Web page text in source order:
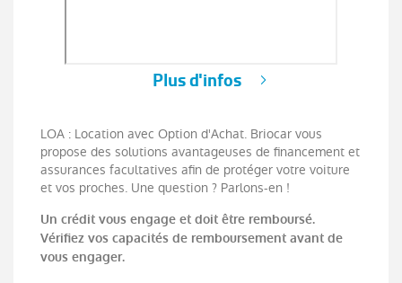
Plus d'infos
LOA : Location avec Option d'Achat. Briocar vous
propose des solutions avantageuses de financement et
assurances facultatives afin de protéger votre voiture
et vos proches. Une question ? Parlons-en !
Un crédit vous engage et doit être remboursé.
Vérifiez vos capacités de remboursement avant de
vous engager.